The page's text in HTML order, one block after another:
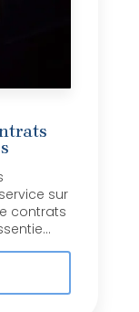
sur
contrats